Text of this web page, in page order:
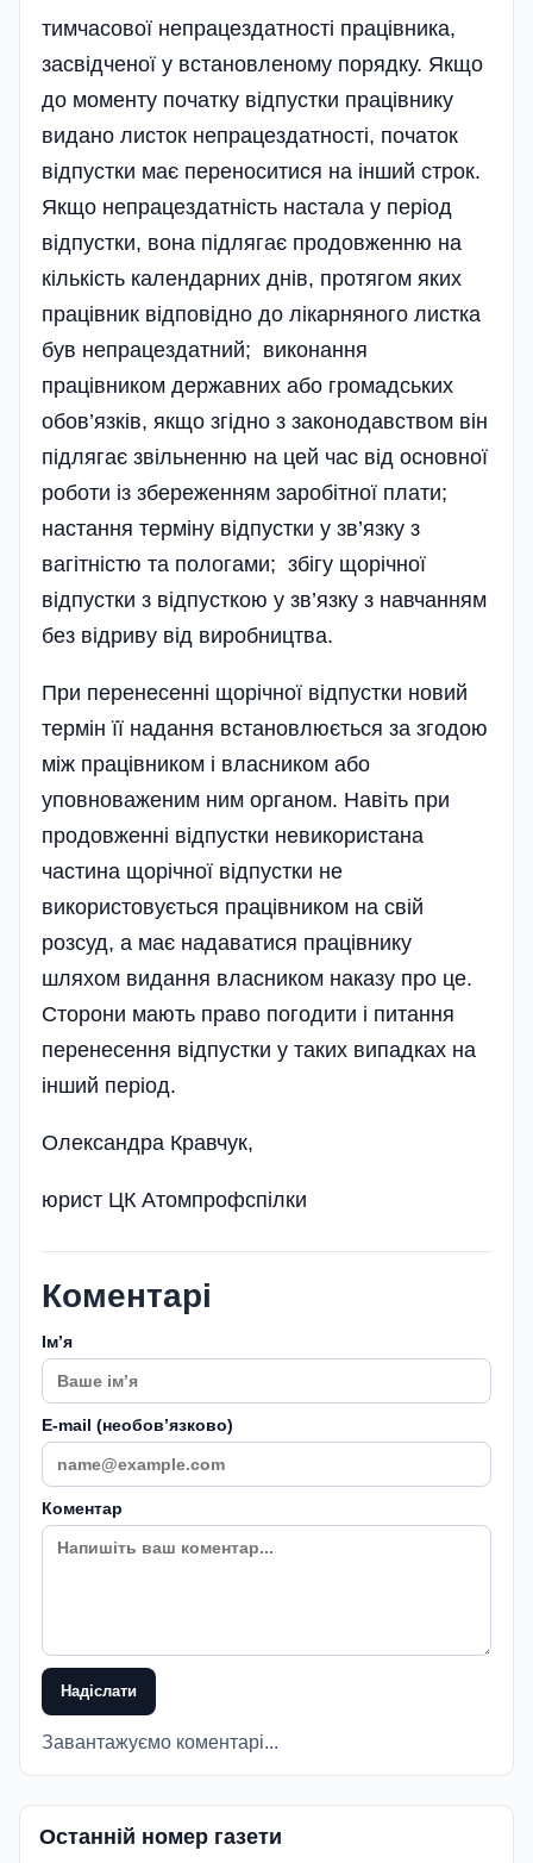
тимчасової непрацездатності працівника,
засвідченої у встановленому порядку. Якщо
до моменту початку відпустки працівнику
видано листок непрацездатності, початок
відпустки має переноситися на інший строк.
Якщо непрацездатність настала у період
відпустки, вона підлягає продовженню на
кількість календарних днів, протягом яких
праці­вник відповідно до лікарняного листка
був непрацездатний; виконання
працівником державних або громадських
обов’язків, якщо згідно з законодавством він
підлягає звільненню на цей час від основної
роботи із збереженням заробітної плати;
настання терміну відпустки у зв’язку з
вагітністю та пологами; збігу щорічної
відпустки з відпусткою у зв’язку з навчанням
без відриву від виробництва.
При перенесенні щорічної відпустки новий
термін її надання встановлюється за згодою
між працівником і власником або
уповноваженим ним органом. Навіть при
продовженні відпустки невикористана
частина щорічної відпустки не
використовується працівником на свій
розсуд, а має надаватися працівнику
шляхом видання власником наказу про це.
Сторони мають право погодити і питання
перенесення відпустки у таких випадках на
інший період.
Олександра Кравчук,
юрист ЦК Атомпрофспілки
Коментарі
Імʼя
E-mail (необовʼязково)
Коментар
Надіслати
Завантажуємо коментарі...
Останній номер газети